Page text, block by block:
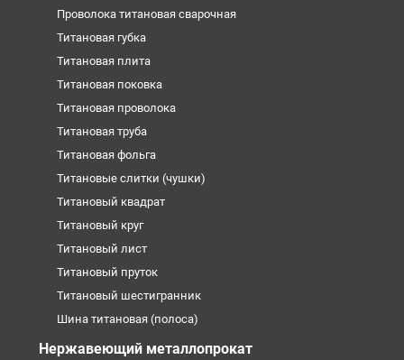
Проволока титановая сварочная
Титановая губка
Титановая плита
Титановая поковка
Титановая проволока
Титановая труба
Титановая фольга
Титановые слитки (чушки)
Титановый квадрат
Титановый круг
Титановый лист
Титановый пруток
Титановый шестигранник
Шина титановая (полоса)
Нержавеющий металлопрокат